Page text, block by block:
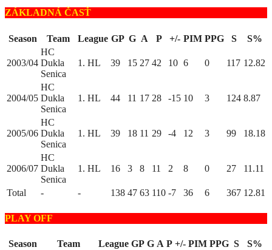
ZÁKLADNÁ ČASŤ
Season Team League GP G A P +/- PIM PPG S S%
2003/04
HC
Dukla
Senica
1. HL 39 15 27 42 10 6 0 117 12.82
2004/05
HC
Dukla
Senica
1. HL 44 11 17 28 -15 10 3 124 8.87
2005/06
HC
Dukla
Senica
1. HL 39 18 11 29 -4 12 3 99 18.18
2006/07
HC
Dukla
Senica
1. HL 16 3 8 11 2 8 0 27 11.11
Total - - 138 47 63 110 -7 36 6 367 12.81
PLAY OFF
Season Team League GP G A P +/- PIM PPG S
S%